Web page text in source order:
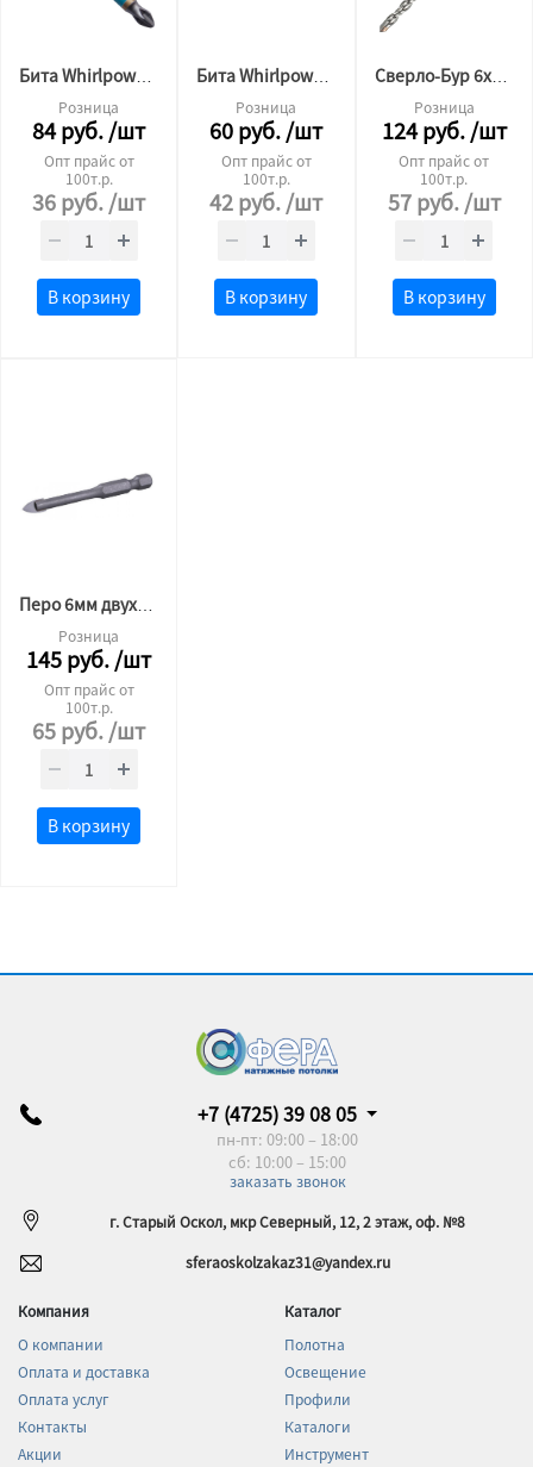
Бита Whirlpower PH 2x90мм
Розница
84руб./шт
Опт прайс от
100т.р.
36руб./шт
В корзину
Бита Whirlpower PH 2x70мм
Розница
60руб./шт
Опт прайс от
100т.р.
42руб./шт
В корзину
Сверло-Бур 6х110
Розница
124руб./шт
Опт прайс от
100т.р.
57руб./шт
В корзину
Перо 6мм двухгранное по плитке
Розница
145руб./шт
Опт прайс от
100т.р.
65руб./шт
В корзину
+7 (4725) 39 08 05
пн-пт: 09:00 – 18:00
сб: 10:00 – 15:00
заказать звонок
г. Старый Оскол, мкр Северный, 12, 2 этаж, оф. №8
sferaoskolzakaz31@yandex.ru
Компания
О компании
Оплата и доставка
Оплата услуг
Контакты
Акции
Каталог
Полотна
Освещение
Профили
Каталоги
Инструмент